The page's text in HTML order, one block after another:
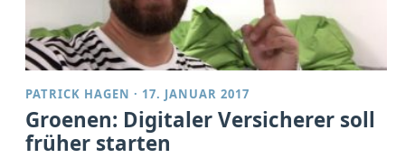
PATRICK HAGEN · 17. JANUAR 2017
Groenen: Digitaler Versicherer soll
früher starten